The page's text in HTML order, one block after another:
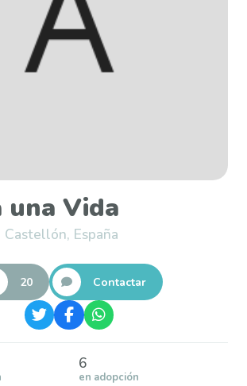
Vida
Castellón, España
20 Contactar
6
en adopción